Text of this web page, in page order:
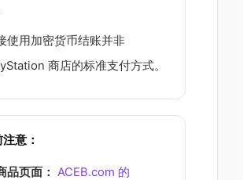
使用加密货币结账并非
商店的标准支付方式。
意：
品页面： ACEB.com 的